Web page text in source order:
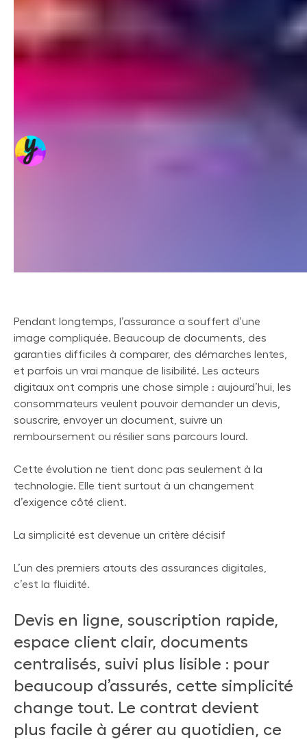
Pendant longtemps, l’assurance a souffert d’une
image compliquée. Beaucoup de documents, des
garanties difficiles à comparer, des démarches lentes,
et parfois un vrai manque de lisibilité. Les acteurs
digitaux ont compris une chose simple : aujourd’hui, les
consommateurs veulent pouvoir demander un devis,
souscrire, envoyer un document, suivre un
remboursement ou résilier sans parcours lourd.
Cette évolution ne tient donc pas seulement à la
technologie. Elle tient surtout à un changement
d’exigence côté client.
La simplicité est devenue un critère décisif
L’un des premiers atouts des assurances digitales,
c’est la fluidité.
Devis en ligne, souscription rapide,
espace client clair, documents
centralisés, suivi plus lisible : pour
beaucoup d’assurés, cette simplicité
change tout. Le contrat devient
plus facile à gérer au quotidien, ce